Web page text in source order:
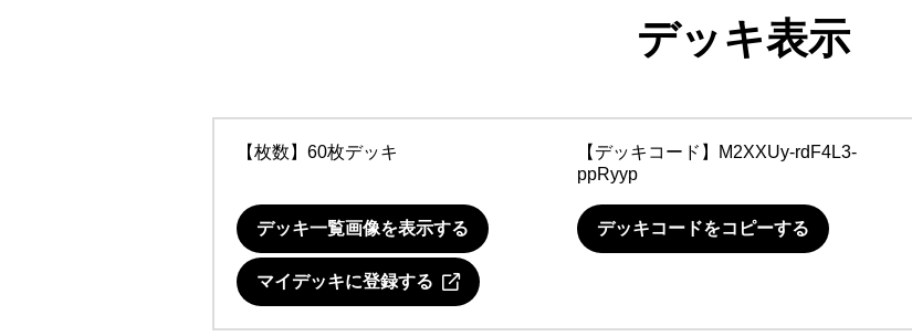
デッキ表示
【枚数】60枚デッキ 【デッキコード】
M2XXUy-rdF4L3-
ppRyyp
デッキ一覧画像を表示する デッキコードをコピーする
マイデッキに登録する